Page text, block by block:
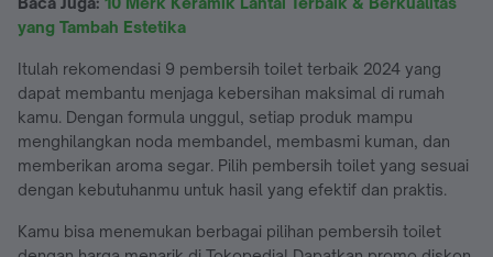
yang Tambah Estetika
Itulah rekomendasi 9 pembersih toilet terbaik 2024 yang
dapat membantu menjaga kebersihan maksimal di rumah
kamu. Dengan formula unggul, setiap produk mampu
menghilangkan noda membandel, membasmi kuman, dan
memberikan aroma segar. Pilih pembersih toilet yang sesuai
dengan kebutuhanmu untuk hasil yang efektif dan praktis.
Kamu bisa menemukan berbagai pilihan pembersih toilet